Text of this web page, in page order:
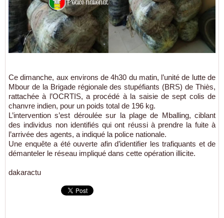
Ce dimanche, aux environs de 4h30 du matin, l’unité de lutte de
Mbour de la Brigade régionale des stupéfiants (BRS) de Thiès,
rattachée à l’OCRTIS, a procédé à la saisie de sept colis de
chanvre indien, pour un poids total de 196 kg.
L’intervention s’est déroulée sur la plage de Mballing, ciblant
des individus non identifiés qui ont réussi à prendre la fuite à
l’arrivée des agents, a indiqué la police nationale.
Une enquête a été ouverte afin d’identifier les trafiquants et de
démanteler le réseau impliqué dans cette opération illicite.
dakaractu